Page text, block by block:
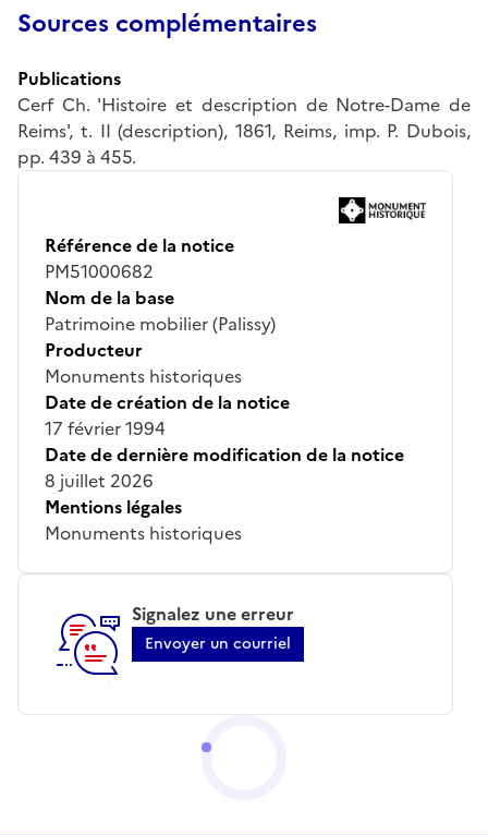
Sources complémentaires
Publications
Cerf Ch. 'Histoire et description de Notre-Dame de
Reims', t. II (description), 1861, Reims, imp. P. Dubois,
pp. 439 à 455.
Référence de la notice
PM51000682
Nom de la base
Patrimoine mobilier (Palissy)
Producteur
Monuments historiques
Date de création de la notice
17 février 1994
Date de dernière modification de la notice
8 juillet 2026
Mentions légales
Monuments historiques
Signalez une erreur
Envoyer un courriel